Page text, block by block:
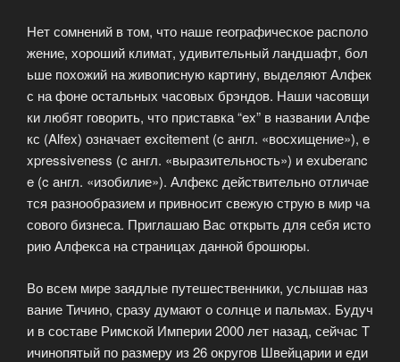
Нет сомнений в том, что наше географическое располо
жение, хороший климат, удивительный ландшафт, бол
ьше похожий на живописную картину, выделяют Алфек
с на фоне остальных часовых брэндов. Наши часовщи
ки любят говорить, что приставка “ex” в названии Алфе
кс (Alfex) означает excitement (c англ. «восхищение»), e
xpressiveness (c англ. «выразительность») и exuberanc
e (c англ. «изобилие»). Алфекс действительно отличае
тся разнообразием и привносит свежую струю в мир ча
сового бизнеса. Приглашаю Вас открыть для себя исто
рию Алфекса на страницах данной брошюры.
Во всем мире заядлые путешественники, услышав наз
вание Тичино, сразу думают о солнце и пальмах. Будуч
и в составе Римской Империи 2000 лет назад, сейчас Т
ичинопятый по размеру из 26 округов Швейцарии и еди